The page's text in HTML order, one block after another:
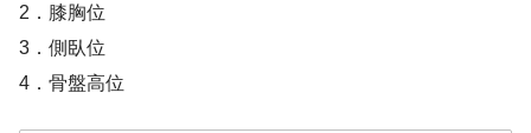
2．膝胸位
3．側臥位
4．骨盤高位